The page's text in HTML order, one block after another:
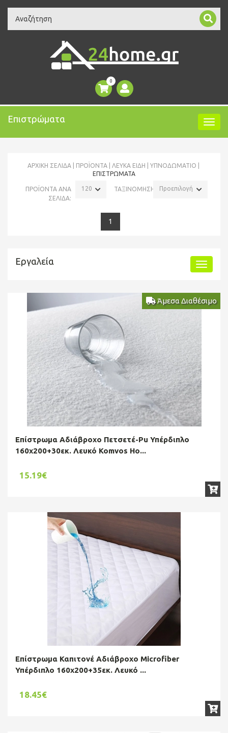
Search
0
Επιστρώματα
ΑΡΧΙΚΉ ΣΕΛΊΔΑ ΠΡΟΪΌΝΤΑ ΛΕΥΚΑ ΕΙΔΗ
ΥΠΝΟΔΩΜΆΤΙΟ
ΕΠΙΣΤΡΏΜΑΤΑ
ΠΡΟΪΟΝΤΑ ΑΝΑ
ΣΕΛΙΔΑ:
120 ΤΑΞΙΝΟΜΗΣΗ: Προεπιλογή
1
Εργαλεία
Άμεσα Διαθέσιμο
Επίστρωμα Αδιάβροχο Πετσετέ-Pu Υπέρδιπλο
160x200+30εκ. Λευκό Komvos Ho...
15.19€
Επίστρωμα Καπιτονέ Αδιάβροχο Microfiber
Υπέρδιπλο 160x200+35εκ. Λευκό ...
18.45€